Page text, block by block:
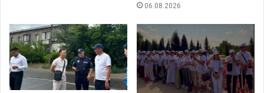
06.08.2026